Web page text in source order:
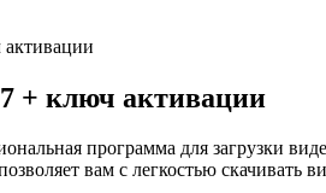
+ ключ активации
программа для загрузки
вам с легкостью скачивать